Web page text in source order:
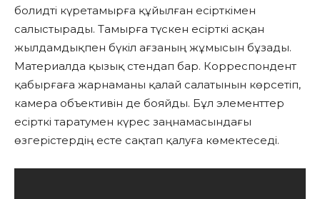
болидті күретамырға құйылған есірткімен
салыстырады. Тамырға түскен есірткі асқан
жылдамдықпен бүкіл ағзаның жұмысын бұзады.
Материалда қызық стендап бар. Корреспондент
қабырғаға жарнаманы қалай салатынын көрсетіп,
камера объективін де бояйды. Бұл элементтер
есірткі таратумен күрес заңнамасындағы
өзгерістердің есте сақтап қалуға көмектеседі.